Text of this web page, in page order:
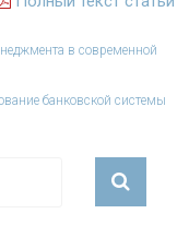
в современной
банковской системы